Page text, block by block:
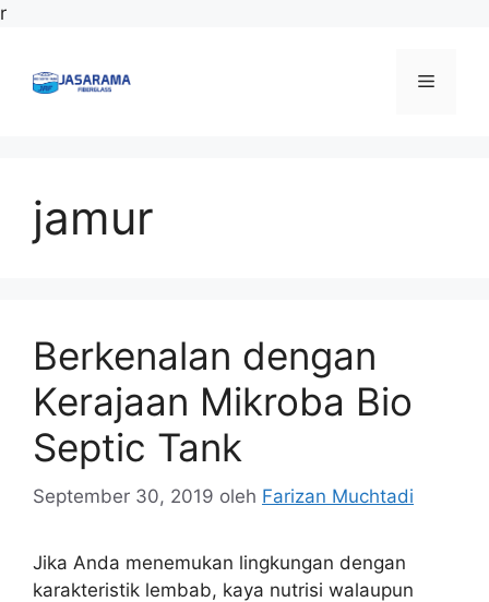
rLangsung
Menu
jamur
Berkenalan dengan
Kerajaan Mikroba Bio
Septic Tank
September 30, 2019 oleh Farizan Muchtadi
Jika Anda menemukan lingkungan dengan
karakteristik lembab, kaya nutrisi walaupun